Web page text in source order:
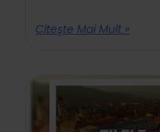
Citeşte Mai Mult »